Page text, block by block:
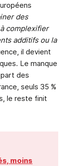
des
complexifier
additifs ou la
il devient
Le manque
des
seuls 35 %
le reste finit
moins